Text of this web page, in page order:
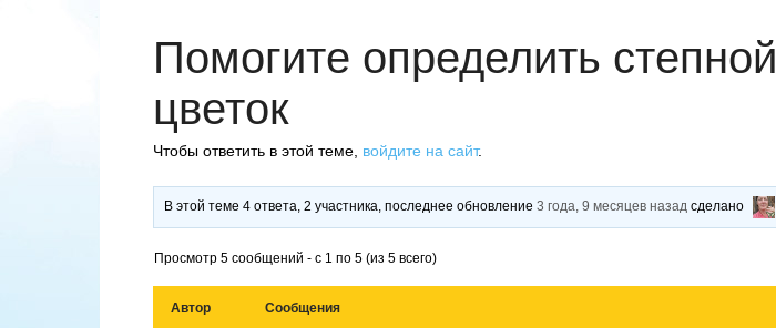
Помогите определить степной
цветок
Чтобы ответить в этой теме, войдите на сайт.
В этой теме 4 ответа, 2 участника, последнее обновление3 года, 9 месяцев назад сделано
Просмотр 5 сообщений - с 1 по 5 (из 5 всего)
Автор Сообщения